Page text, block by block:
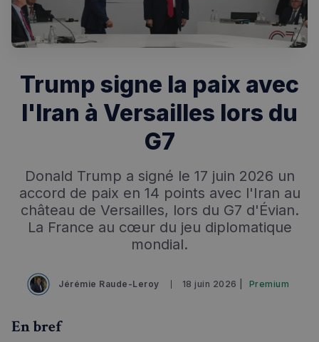
Rechercher dans Français à Londres - Magazine
Annuaire des professionnels
Visites guidées
Trump signe la paix avec
l'Iran à Versailles lors du
G7
Donald Trump a signé le 17 juin 2026 un
accord de paix en 14 points avec l'Iran au
château de Versailles, lors du G7 d'Évian.
La France au cœur du jeu diplomatique
mondial.
Jérémie Raude-Leroy 18 juin 2026 | Premium
En bref